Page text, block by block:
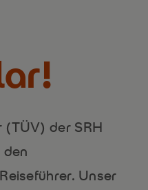
der SRH
Unser